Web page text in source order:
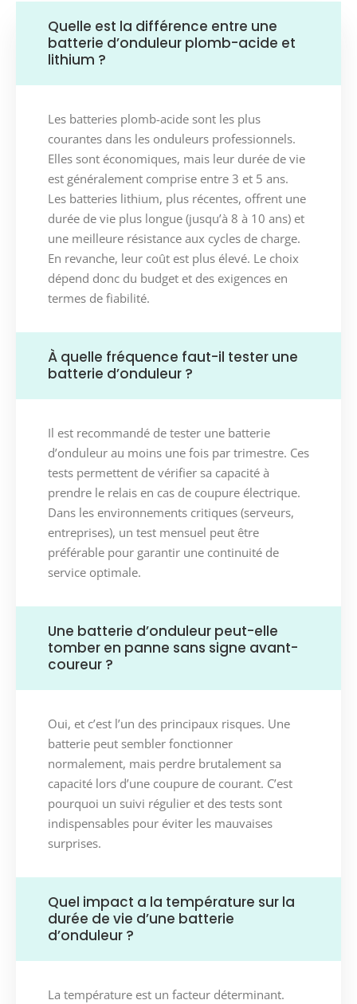
Quelle est la différence entre une
batterie d’onduleur plomb-acide et
lithium ?
Les batteries plomb-acide sont les plus
courantes dans les onduleurs professionnels.
Elles sont économiques, mais leur durée de vie
est généralement comprise entre 3 et 5 ans.
Les batteries lithium, plus récentes, offrent une
durée de vie plus longue (jusqu’à 8 à 10 ans) et
une meilleure résistance aux cycles de charge.
En revanche, leur coût est plus élevé. Le choix
dépend donc du budget et des exigences en
termes de fiabilité.
À quelle fréquence faut-il tester une
batterie d’onduleur ?
Il est recommandé de tester une batterie
d’onduleur au moins une fois par trimestre. Ces
tests permettent de vérifier sa capacité à
prendre le relais en cas de coupure électrique.
Dans les environnements critiques (serveurs,
entreprises), un test mensuel peut être
préférable pour garantir une continuité de
service optimale.
Une batterie d’onduleur peut-elle
tomber en panne sans signe avant-
coureur ?
Oui, et c’est l’un des principaux risques. Une
batterie peut sembler fonctionner
normalement, mais perdre brutalement sa
capacité lors d’une coupure de courant. C’est
pourquoi un suivi régulier et des tests sont
indispensables pour éviter les mauvaises
surprises.
Quel impact a la température sur la
durée de vie d’une batterie
d’onduleur ?
La température est un facteur déterminant.